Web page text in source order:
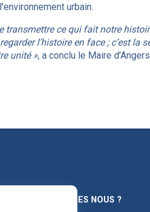
urbain.
transmettre ce qui fait notre
l’histoire en face ; c’est la
unité », a conclu le Maire
QUI SOMMES NOUS ?